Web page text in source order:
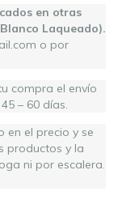
en otras
Laqueado).
o por
compra el envío
– 60 días.
en el precio y se
productos y la
ni por escalera.